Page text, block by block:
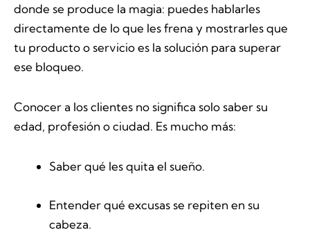
donde se produce la magia: puedes hablarles
directamente de lo que les frena y mostrarles que
tu producto o servicio es la solución para superar
ese bloqueo.
Conocer a los clientes no significa solo saber su
edad, profesión o ciudad. Es mucho más:
Saber qué les quita el sueño.
Entender qué excusas se repiten en su
cabeza.